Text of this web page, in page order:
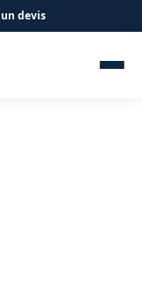
devis